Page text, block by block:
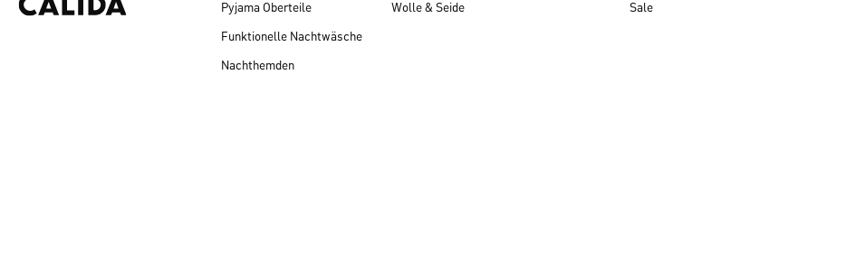
Pyjama Oberteile
Funktionelle Nachtwäsche
Nachthemden
Wolle & Seide Sale